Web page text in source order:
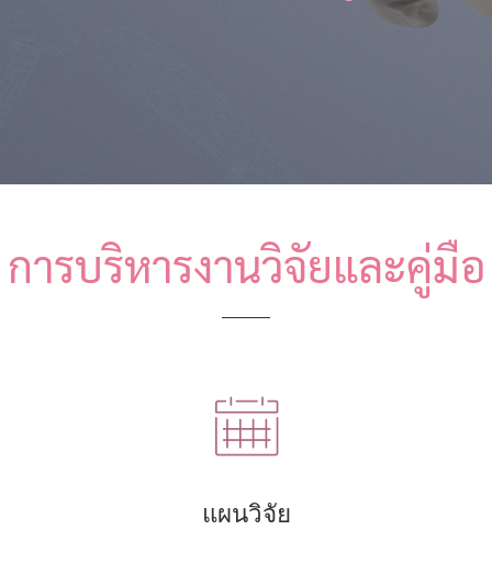
การบริหารงานวิจัยและคู่มือ
แผนวิจัย